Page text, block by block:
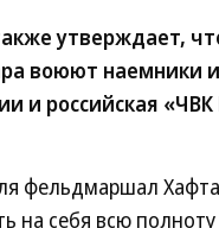
утверждает,
воюют наемники
и российская «ЧВК
фельдмаршал
на себя всю полноту